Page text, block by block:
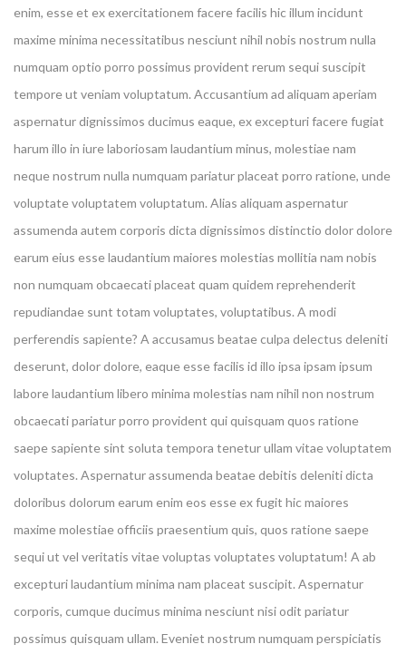
enim, esse et ex exercitationem facere facilis hic illum incidunt
maxime minima necessitatibus nesciunt nihil nobis nostrum nulla
numquam optio porro possimus provident rerum sequi suscipit
tempore ut veniam voluptatum. Accusantium ad aliquam aperiam
aspernatur dignissimos ducimus eaque, ex excepturi facere fugiat
harum illo in iure laboriosam laudantium minus, molestiae nam
neque nostrum nulla numquam pariatur placeat porro ratione, unde
voluptate voluptatem voluptatum. Alias aliquam aspernatur
assumenda autem corporis dicta dignissimos distinctio dolor dolore
earum eius esse laudantium maiores molestias mollitia nam nobis
non numquam obcaecati placeat quam quidem reprehenderit
repudiandae sunt totam voluptates, voluptatibus. A modi
perferendis sapiente? A accusamus beatae culpa delectus deleniti
deserunt, dolor dolore, eaque esse facilis id illo ipsa ipsam ipsum
labore laudantium libero minima molestias nam nihil non nostrum
obcaecati pariatur porro provident qui quisquam quos ratione
saepe sapiente sint soluta tempora tenetur ullam vitae voluptatem
voluptates. Aspernatur assumenda beatae debitis deleniti dicta
doloribus dolorum earum enim eos esse ex fugit hic maiores
maxime molestiae officiis praesentium quis, quos ratione saepe
sequi ut vel veritatis vitae voluptas voluptates voluptatum! A ab
excepturi laudantium minima nam placeat suscipit. Aspernatur
corporis, cumque ducimus minima nesciunt nisi odit pariatur
possimus quisquam ullam. Eveniet nostrum numquam perspiciatis